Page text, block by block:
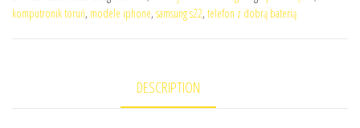
komputronik toruń, modele iphone, samsung s22, telefon z dobrą baterią
DESCRIPTION